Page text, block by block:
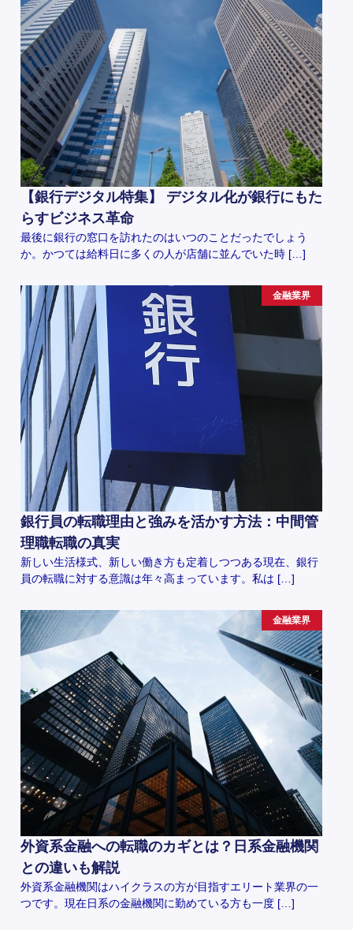
【銀行デジタル特集】 デジタル化が銀行にもた
らすビジネス革命
最後に銀行の窓口を訪れたのはいつのことだったでしょう
か。かつては給料日に多くの人が店舗に並んでいた時 […]
金融業界
銀行員の転職理由と強みを活かす方法：中間管
理職転職の真実
新しい生活様式、新しい働き方も定着しつつある現在、銀行
員の転職に対する意識は年々高まっています。私は […]
金融業界
外資系金融への転職のカギとは？日系金融機関
との違いも解説
外資系金融機関はハイクラスの方が目指すエリート業界の一
つです。現在日系の金融機関に勤めている方も一度 […]